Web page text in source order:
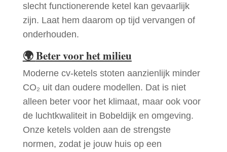
slecht functionerende ketel kan gevaarlijk
zijn. Laat hem daarom op tijd vervangen of
onderhouden.
🌍Beter voor het milieu
Moderne cv-ketels stoten aanzienlijk minder
CO₂ uit dan oudere modellen. Dat is niet
alleen beter voor het klimaat, maar ook voor
de luchtkwaliteit in Bobeldijk en omgeving.
Onze ketels volden aan de strengste
normen, zodat je jouw huis op een